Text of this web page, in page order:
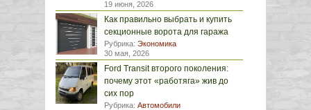
19 июня, 2026
Как правильно выбрать и купить
секционные ворота для гаража
Рубрика: Экономика
30 мая, 2026
Ford Transit второго поколения:
почему этот «работяга» жив до
сих пор
Рубрика: Автомобили